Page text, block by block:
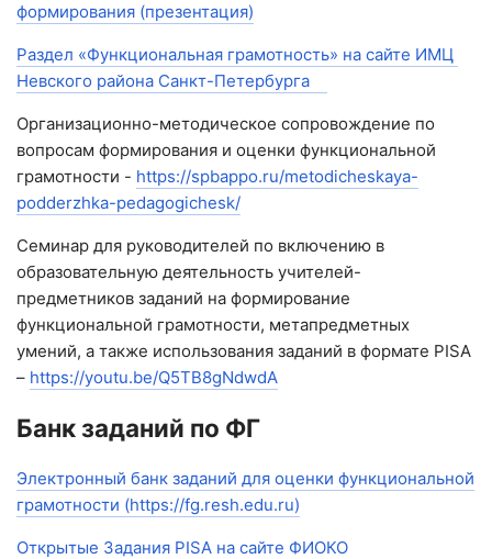
формирования (презентация)
Раздел «Функциональная грамотность» на сайте ИМЦ
Невского района Санкт-Петербурга
Организационно-методическое сопровождение по
вопросам формирования и оценки функциональной
грамотности - https://spbappo.ru/metodicheskaya-
podderzhka-pedagogichesk/
Семинар для руководителей по включению в
образовательную деятельность учителей-
предметников заданий на формирование
функциональной грамотности, метапредметных
умений, а также использования заданий в формате PISA
– https://youtu.be/Q5TB8gNdwdA
Банк заданий по ФГ
Электронный банк заданий для оценки функциональной
грамотности (https://fg.resh.edu.ru)
Открытые Задания PISA на сайте ФИОКО